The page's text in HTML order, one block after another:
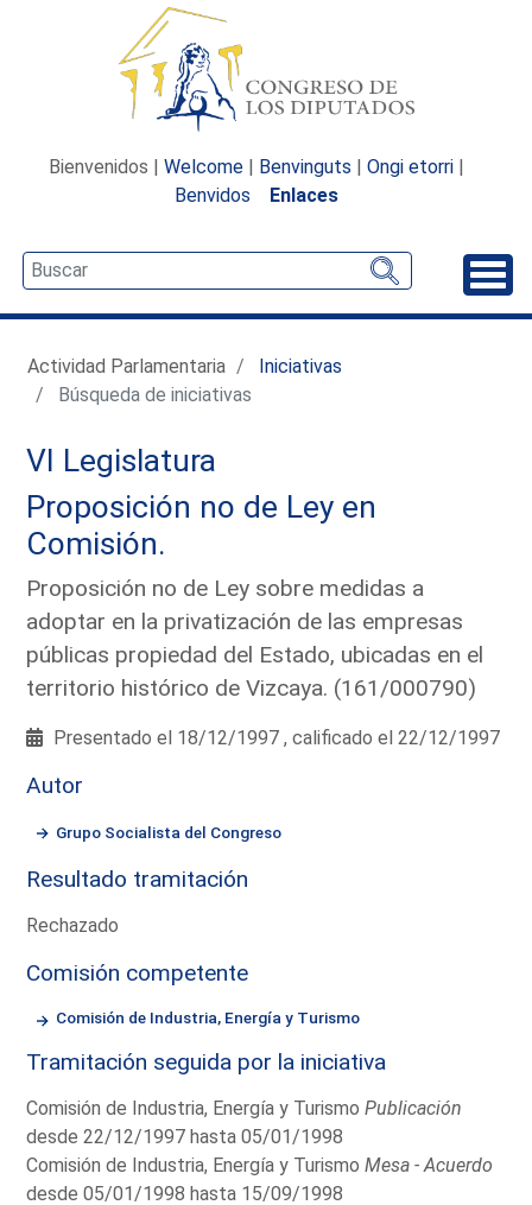
Bienvenidos | Welcome | Benvinguts | Ongi etorri |
Benvidos
Enlaces
Actividad Parlamentaria
Iniciativas
Búsqueda de iniciativas
VI Legislatura
Proposición no de Ley en
Comisión.
Proposición no de Ley sobre medidas a
adoptar en la privatización de las empresas
públicas propiedad del Estado, ubicadas en el
territorio histórico de Vizcaya. (161/000790)
Presentado el 18/12/1997 , calificado el 22/12/1997
Autor
Grupo Socialista del Congreso
Resultado tramitación
Rechazado
Comisión competente
Comisión de Industria, Energía y Turismo
Tramitación seguida por la iniciativa
Comisión de Industria, Energía y TurismoPublicación
desde 22/12/1997 hasta 05/01/1998
Comisión de Industria, Energía y TurismoMesa - Acuerdo
desde 05/01/1998 hasta 15/09/1998